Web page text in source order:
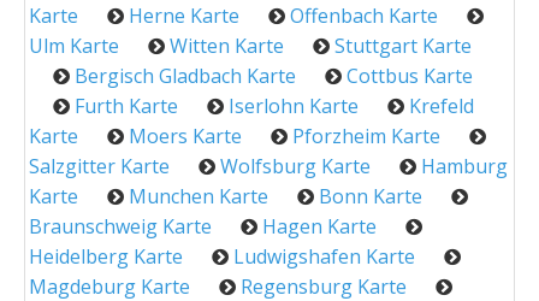
Karte
Herne Karte
Offenbach Karte
Ulm Karte
Witten Karte
Stuttgart Karte
Bergisch Gladbach Karte
Cottbus Karte
Furth Karte
Iserlohn Karte
Krefeld
Karte
Moers Karte
Pforzheim Karte
Salzgitter Karte
Wolfsburg Karte
Hamburg
Karte
Munchen Karte
Bonn Karte
Braunschweig Karte
Hagen Karte
Heidelberg Karte
Ludwigshafen Karte
Magdeburg Karte
Regensburg Karte